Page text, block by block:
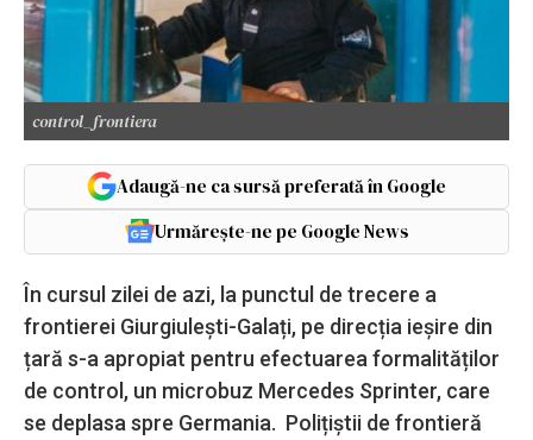
control_frontiera
Adaugă-ne ca sursă preferată în Google
Urmărește-ne pe Google News
În cursul zilei de azi, la punctul de trecere a
frontierei Giurgiulești-Galați, pe direcția ieșire din
țară s-a apropiat pentru efectuarea formalităților
de control, un microbuz Mercedes Sprinter, care
se deplasa spre Germania. Polițiștii de frontieră